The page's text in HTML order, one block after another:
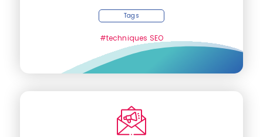
Tags
#techniques SEO